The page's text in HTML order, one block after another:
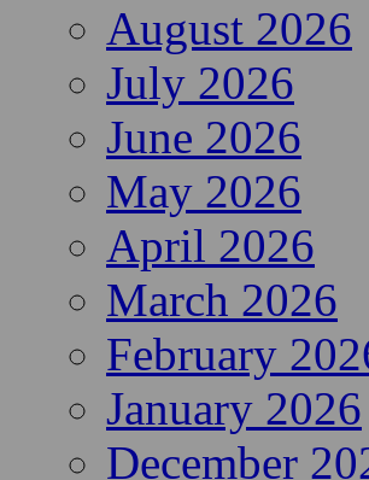
August 2026
July 2026
June 2026
May 2026
April 2026
March 2026
February
January 2026
December